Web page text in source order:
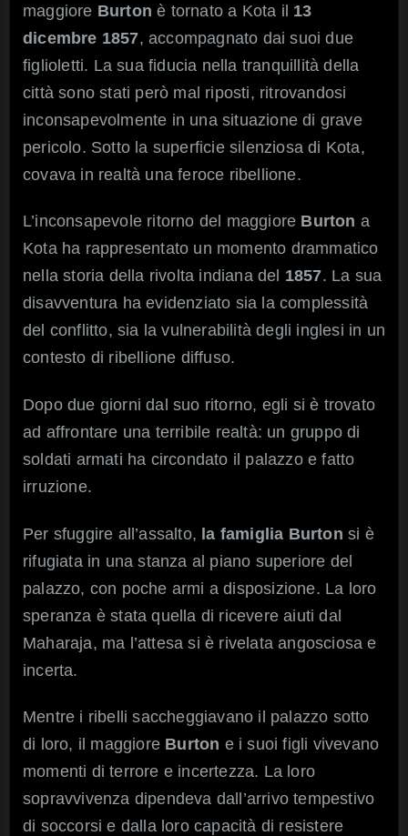
maggiore Burton è tornato a Kota il 13
dicembre 1857, accompagnato dai suoi due
figlioletti. La sua fiducia nella tranquillità della
città sono stati però mal riposti, ritrovandosi
inconsapevolmente in una situazione di grave
pericolo. Sotto la superficie silenziosa di Kota,
covava in realtà una feroce ribellione.
L’inconsapevole ritorno del maggiore Burton a
Kota ha rappresentato un momento drammatico
nella storia della rivolta indiana del 1857. La sua
disavventura ha evidenziato sia la complessità
del conflitto, sia la vulnerabilità degli inglesi in un
contesto di ribellione diffuso.
Dopo due giorni dal suo ritorno, egli si è trovato
ad affrontare una terribile realtà: un gruppo di
soldati armati ha circondato il palazzo e fatto
irruzione.
Per sfuggire all’assalto, la famiglia Burton si è
rifugiata in una stanza al piano superiore del
palazzo, con poche armi a disposizione. La loro
speranza è stata quella di ricevere aiuti dal
Maharaja, ma l’attesa si è rivelata angosciosa e
incerta.
Mentre i ribelli saccheggiavano il palazzo sotto
di loro, il maggiore Burton e i suoi figli vivevano
momenti di terrore e incertezza. La loro
sopravvivenza dipendeva dall’arrivo tempestivo
di soccorsi e dalla loro capacità di resistere